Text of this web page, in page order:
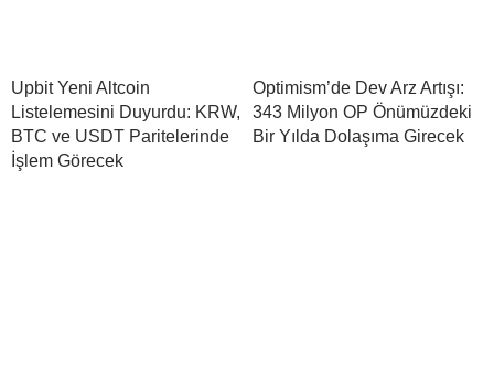
Upbit Yeni Altcoin
Listelemesini Duyurdu: KRW,
BTC ve USDT Paritelerinde
İşlem Görecek
Optimism’de Dev Arz Artışı:
343 Milyon OP Önümüzdeki
Bir Yılda Dolaşıma Girecek